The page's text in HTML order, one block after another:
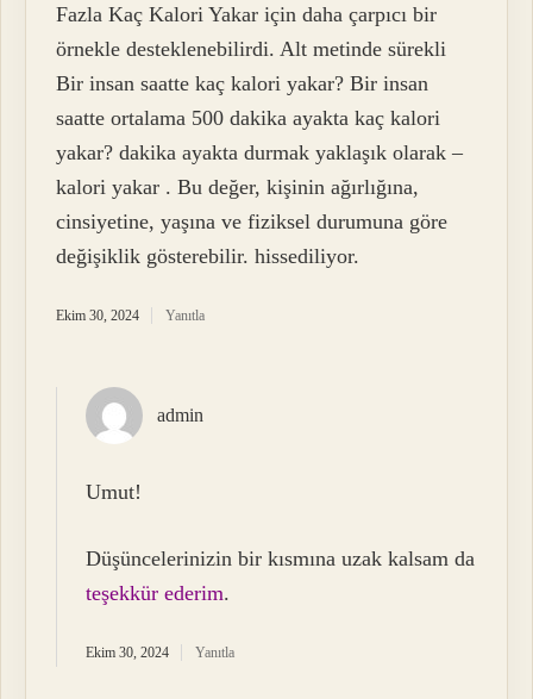
Fazla Kaç Kalori Yakar için daha çarpıcı bir
örnekle desteklenebilirdi. Alt metinde sürekli
Bir insan saatte kaç kalori yakar? Bir insan
saatte ortalama 500 dakika ayakta kaç kalori
yakar? dakika ayakta durmak yaklaşık olarak –
kalori yakar . Bu değer, kişinin ağırlığına,
cinsiyetine, yaşına ve fiziksel durumuna göre
değişiklik gösterebilir. hissediliyor.
Ekim 30, 2024 Yanıtla
admin
Umut!
Düşüncelerinizin bir kısmına uzak kalsam da
teşekkür ederim.
Ekim 30, 2024 Yanıtla